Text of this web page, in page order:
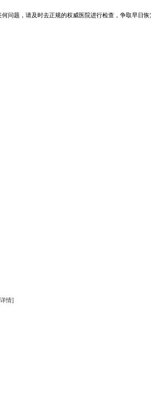
问题，请及时去正规的权威医院进行检查，争取早日恢
情]